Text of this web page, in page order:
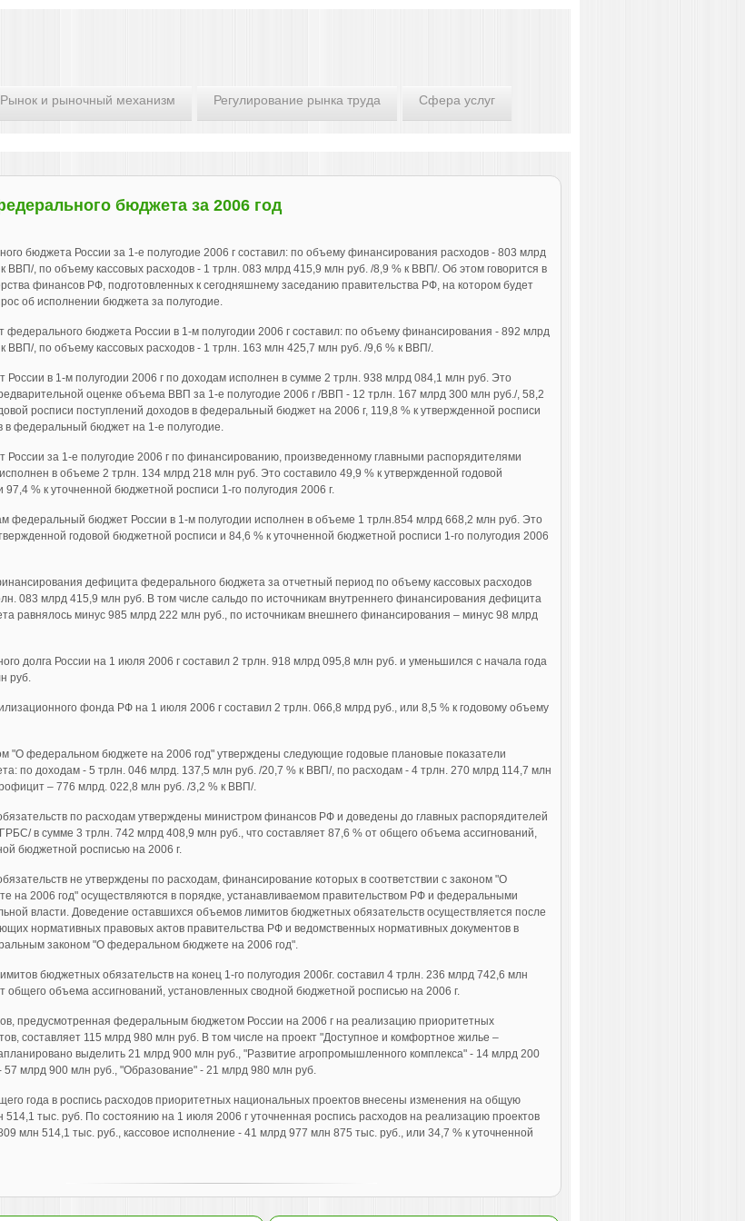
Рынок и рыночный механизм Регулирование рынка труда Сфера услуг
бюджета за 2006 год
бюджета России за 1-е полугодие 2006 г составил: по объему финансирования расходов - 803 млрд
ВВП/, по объему кассовых расходов - 1 трлн. 083 млрд 415,9 млн руб. /8,9 % к ВВП/. Об этом говорится в
финансов РФ, подготовленных к сегодняшнему заседанию правительства РФ, на котором будет
об исполнении бюджета за полугодие.
бюджета России в 1-м полугодии 2006 г составил: по объему финансирования - 892 млрд
ВВП/, по объему кассовых расходов - 1 трлн. 163 млн 425,7 млн руб. /9,6 % к ВВП/.
в 1-м полугодии 2006 г по доходам исполнен в сумме 2 трлн. 938 млрд 084,1 млн руб. Это
оценке объема ВВП за 1-е полугодие 2006 г /ВВП - 12 трлн. 167 млрд 300 млн руб./, 58,2
росписи поступлений доходов в федеральный бюджет на 2006 г, 119,8 % к утвержденной росписи
в федеральный бюджет на 1-е полугодие.
за 1-е полугодие 2006 г по финансированию, произведенному главными распорядителями
в объеме 2 трлн. 134 млрд 218 млн руб. Это составило 49,9 % к утвержденной годовой
% к уточненной бюджетной росписи 1-го полугодия 2006 г.
федеральный бюджет России в 1-м полугодии исполнен в объеме 1 трлн.854 млрд 668,2 млн руб. Это
годовой бюджетной росписи и 84,6 % к уточненной бюджетной росписи 1-го полугодия 2006
дефицита федерального бюджета за отчетный период по объему кассовых расходов
083 млрд 415,9 млн руб. В том числе сальдо по источникам внутреннего финансирования дефицита
равнялось минус 985 млрд 222 млн руб., по источникам внешнего финансирования – минус 98 млрд
долга России на 1 июля 2006 г составил 2 трлн. 918 млрд 095,8 млн руб. и уменьшился с начала года
руб.
фонда РФ на 1 июля 2006 г составил 2 трлн. 066,8 млрд руб., или 8,5 % к годовому объему
"О федеральном бюджете на 2006 год" утверждены следующие годовые плановые показатели
по доходам - 5 трлн. 046 млрд. 137,5 млн руб. /20,7 % к ВВП/, по расходам - 4 трлн. 270 млрд 114,7 млн
– 776 млрд. 022,8 млн руб. /3,2 % к ВВП/.
по расходам утверждены министром финансов РФ и доведены до главных распорядителей
в сумме 3 трлн. 742 млрд 408,9 млн руб., что составляет 87,6 % от общего объема ассигнований,
бюджетной росписью на 2006 г.
не утверждены по расходам, финансирование которых в соответствии с законом "О
на 2006 год" осуществляются в порядке, устанавливаемом правительством РФ и федеральными
власти. Доведение оставшихся объемов лимитов бюджетных обязательств осуществляется после
нормативных правовых актов правительства РФ и ведомственных нормативных документов в
законом "О федеральном бюджете на 2006 год".
бюджетных обязательств на конец 1-го полугодия 2006г. составил 4 трлн. 236 млрд 742,6 млн
общего объема ассигнований, установленных сводной бюджетной росписью на 2006 г.
предусмотренная федеральным бюджетом России на 2006 г на реализацию приоритетных
составляет 115 млрд 980 млн руб. В том числе на проект "Доступное и комфортное жилье –
выделить 21 млрд 900 млн руб., "Развитие агропромышленного комплекса" - 14 млрд 200
57 млрд 900 млн руб., "Образование" - 21 млрд 980 млн руб.
года в роспись расходов приоритетных национальных проектов внесены изменения на общую
тыс. руб. По состоянию на 1 июля 2006 г уточненная роспись расходов на реализацию проектов
млн 514,1 тыс. руб., кассовое исполнение - 41 млрд 977 млн 875 тыс. руб., или 34,7 % к уточненной